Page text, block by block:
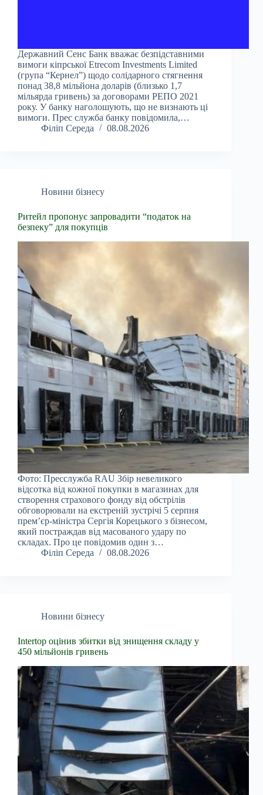
Державний Сенс Банк вважає безпідставними
вимоги кіпрської Etrecom Investments Limited
(група “Кернел”) щодо солідарного стягнення
понад 38,8 мільйона доларів (близько 1,7
мільярда гривень) за договорами РЕПО 2021
року. У банку наголошують, що не визнають ці
вимоги. Прес служба банку повідомила,…
Філіп Середа
08.08.2026
Новини бізнесу
Ритейл пропонує запровадити “податок на
безпеку” для покупців
Фото: Пресслужба RAU Збір невеликого
відсотка від кожної покупки в магазинах для
створення страхового фонду від обстрілів
обговорювали на екстреній зустрічі 5 серпня
прем’єр-міністра Сергія Корецького з бізнесом,
який постраждав від масованого удару по
складах. Про це повідомив один з…
Філіп Середа
08.08.2026
Новини бізнесу
Intertop оцінив збитки від знищення складу у
450 мільйонів гривень